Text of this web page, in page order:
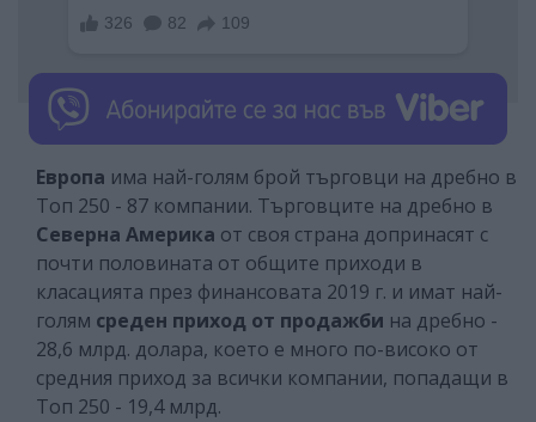
Европа има най-голям брой търговци на дребно в
Топ 250 - 87 компании. Търговците на дребно в
Северна Америка от своя страна допринасят с
почти половината от общите приходи в
класацията през финансовата 2019 г. и имат най-
голям среден приход от продажби на дребно -
28,6 млрд. долара, което е много по-високо от
средния приход за всички компании, попадащи в
Топ 250 - 19,4 млрд.